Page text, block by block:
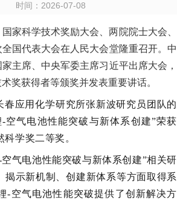
时间：2026-07-08
家科学技术奖励大会、两院院士大会、
国代表大会在人民大会堂隆重召开。中
主席、中央军委主席习近平出席大会，
奖获得者等颁奖并发表重要讲话。
春应用化学研究所张新波研究员团队的
-空气电池性能突破与新体系创建”荣获
科学奖二等奖。
空气电池性能突破与新体系创建”相关研
揭示新机制、创建新体系等方面取得系
-空气电池性能突破提供了创新解决方